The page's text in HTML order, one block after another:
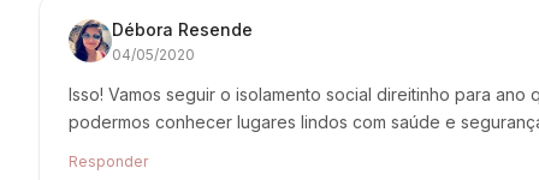
Débora Resende
04/05/2020
Isso! Vamos seguir o isolamento social direitinho para ano
podermos conhecer lugares lindos com saúde e
Responder